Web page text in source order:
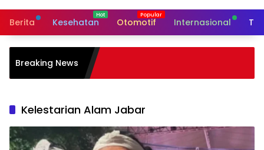
Berita Kesehatan Otomotif Internasional
Breaking News
Burnout pada
Tips
Kelestarian Alam Jabar